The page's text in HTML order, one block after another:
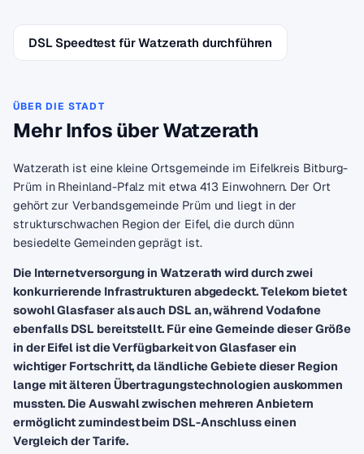
DSL Speedtest für Watzerath durchführen
ÜBER DIE STADT
Mehr Infos über Watzerath
Watzerath ist eine kleine Ortsgemeinde im Eifelkreis Bitburg-
Prüm in Rheinland-Pfalz mit etwa 413 Einwohnern. Der Ort
gehört zur Verbandsgemeinde Prüm und liegt in der
strukturschwachen Region der Eifel, die durch dünn
besiedelte Gemeinden geprägt ist.
Die Internetversorgung in Watzerath wird durch zwei
konkurrierende Infrastrukturen abgedeckt. Telekom bietet
sowohl Glasfaser als auch DSL an, während Vodafone
ebenfalls DSL bereitstellt. Für eine Gemeinde dieser Größe
in der Eifel ist die Verfügbarkeit von Glasfaser ein
wichtiger Fortschritt, da ländliche Gebiete dieser Region
lange mit älteren Übertragungstechnologien auskommen
mussten. Die Auswahl zwischen mehreren Anbietern
ermöglicht zumindest beim DSL-Anschluss einen
Vergleich der Tarife.